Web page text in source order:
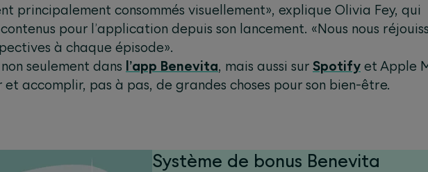
principalement consommés visuellement», explique Olivia Fey, qui
pour l’application depuis son lancement. «Nous nous
à chaque épisode».
seulement dans l’app Benevita, mais aussi sur Spotify et Apple
et accomplir, pas à pas, de grandes choses pour son bien-être.
Système de bonus Benevita